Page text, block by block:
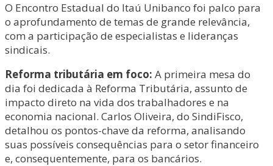
O Encontro Estadual do Itaú Unibanco foi palco para
o aprofundamento de temas de grande relevância,
com a participação de especialistas e lideranças
sindicais.
Reforma tributária em foco: A primeira mesa do
dia foi dedicada à Reforma Tributária, assunto de
impacto direto na vida dos trabalhadores e na
economia nacional. Carlos Oliveira, do SindiFisco,
detalhou os pontos-chave da reforma, analisando
suas possíveis consequências para o setor financeiro
e, consequentemente, para os bancários.